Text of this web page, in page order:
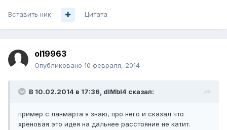
Вставить ник Цитата
ol19963
Опубликовано 10 февраля, 2014
В 10.02.2014 в 17:36, dIMbI4 сказал:
пример с ланмарта я знаю, про него и сказал что
хреновая это идея на дальнее расстояние не катит.